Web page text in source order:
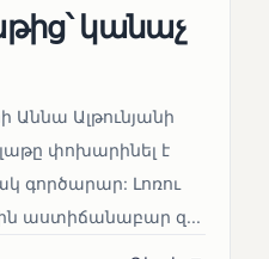
կանաչ
Աննա Ալթունյանի
փոխարինել է
գործարար: Լոռու
աստիճանաբար զ...